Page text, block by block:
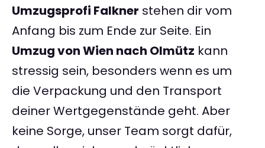
Umzugsprofi Falkner stehen dir vom
Anfang bis zum Ende zur Seite. Ein
Umzug von Wien nach Olmütz kann
stressig sein, besonders wenn es um
die Verpackung und den Transport
deiner Wertgegenstände geht. Aber
keine Sorge, unser Team sorgt dafür,